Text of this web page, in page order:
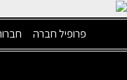
פרופיל חברה